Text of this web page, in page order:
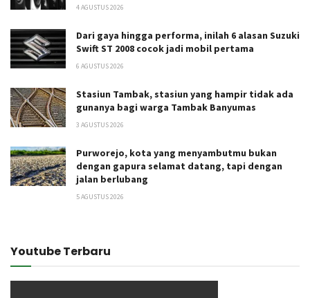
4 AGUSTUS 2026
Dari gaya hingga performa, inilah 6 alasan Suzuki
Swift ST 2008 cocok jadi mobil pertama
6 AGUSTUS 2026
Stasiun Tambak, stasiun yang hampir tidak ada
gunanya bagi warga Tambak Banyumas
3 AGUSTUS 2026
Purworejo, kota yang menyambutmu bukan
dengan gapura selamat datang, tapi dengan
jalan berlubang
5 AGUSTUS 2026
Youtube Terbaru